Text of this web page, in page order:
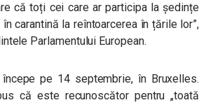
că toți cei care ar participa la ședințe
carantină la reîntoarcerea în țările lor”,
Parlamentului European.
pe 14 septembrie, în Bruxelles.
că este recunoscător pentru „toată